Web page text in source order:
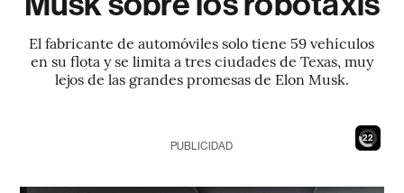
El fabricante de automóviles solo tiene 59 vehículos
en su flota y se limita a tres ciudades de Texas, muy
lejos de las grandes promesas de Elon Musk.
20
PUBLICIDAD